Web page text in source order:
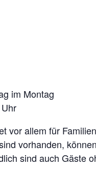
im Montag
vor allem für
vorhanden,
sind auch Gäste